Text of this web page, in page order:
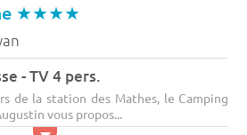
★★★★
- TV 4 pers.
de la station des Mathes, le Camping
vous propos...